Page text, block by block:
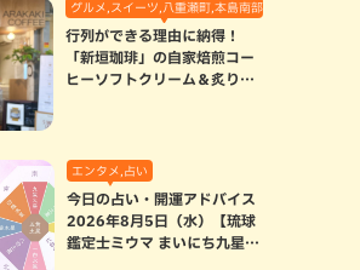
グルメ,スイーツ,八重瀬町,本島南部
行列ができる理由に納得！
「新垣珈琲」の自家焙煎コー
ヒーソフトクリーム＆炙りマ
エンタメ,占い
今日の占い・開運アドバイス
2026年8月5日（水）【琉球
鑑定士ミウマ まいにち九星気